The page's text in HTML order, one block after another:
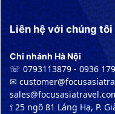
Liên hệ với chúng tôi
Chi nhánh Hà Nội
☏ 0793113879 - 0936
✉︎
⟟ 25 ngõ 81 Láng Hạ, P.